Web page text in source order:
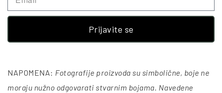
Prijavite se
NAPOMENA: Fotografije proizvoda su simbolične, boje ne
moraju nužno odgovarati stvarnim bojama. Navedene